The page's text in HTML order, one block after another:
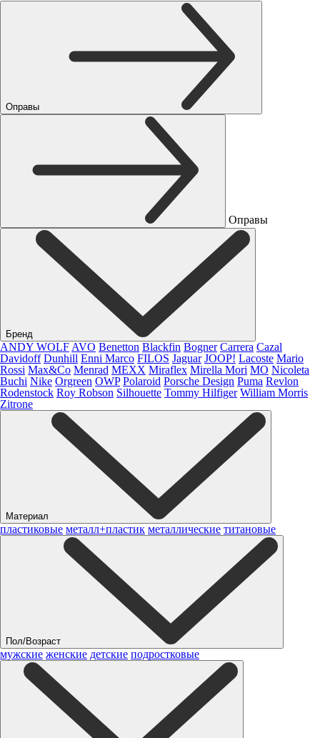
Оправы
Оправы
Бренд
ANDY WOLF AVO Benetton Blackfin Bogner Carrera Cazal
Davidoff Dunhill Enni Marco FILOS Jaguar JOOP! Lacoste Mario
Rossi Max&Co Menrad MEXX Miraflex Mirella Mori MO Nicoleta
Buchi Nike Orgreen OWP Polaroid Porsche Design Puma Revlon
Rodenstock Roy Robson Silhouette Tommy Hilfiger William Morris
Zitrone
Материал
пластиковые металл+пластик металлические титановые
Пол/Возраст
мужские женские детские подростковые